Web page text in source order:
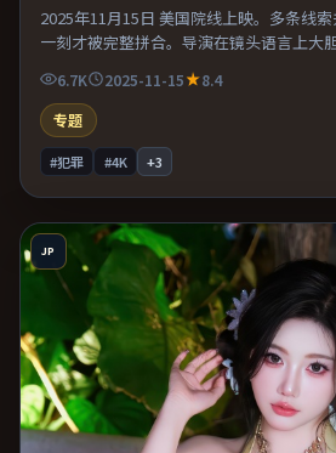
2025年11月15日 美国院线上映。多条线
一刻才被完整拼合。导演在镜头语言上大
替强化压迫感。片尾留白意味深长，值得
6.7K 2025-11-15
8.4
专题
#犯罪 #4K +3
JP